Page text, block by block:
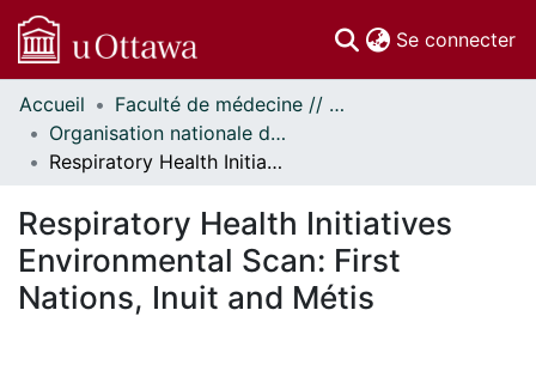
Se connecter
Communautés
et collections
Parcourir
À propos
Accueil
Faculté de médecine // Faculty of Medicine
Organisation nationale de la santé autochtone // National Aboriginal Health Organization
Respiratory Health Initiatives Environmental Scan: First Nations, Inuit and Métis
Respiratory Health Initiatives
Environmental Scan: First
Nations, Inuit and Métis